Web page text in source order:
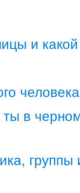
и
человека
ты в
группы